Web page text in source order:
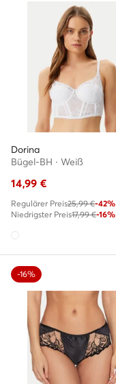
Dorina
Bügel-BH · Weiß
14,99 €
Regulärer Preis25,99 €-42%
Niedrigster Preis17,99 €-16%
-16%